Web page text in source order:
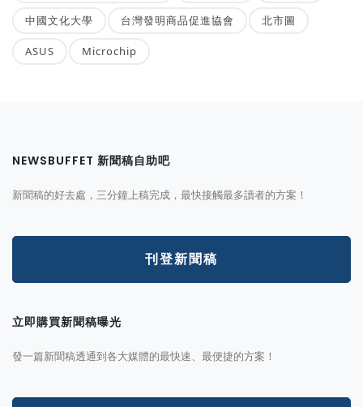
中國文化大學 台灣發明商品促進協會 北市圖
ASUS Microchip
NEWSBUFFET 新聞稿自助吧
新聞稿的好去處，三分鐘上稿完成，最快接觸最多讀者的方案！
刊登新聞稿
立即購買新聞稿曝光
發一篇新聞稿透通到各大媒體的最快速、最便捷的方案！